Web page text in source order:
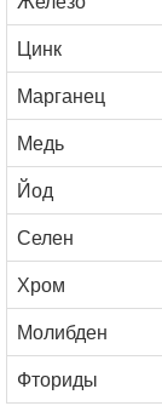
Цинк
Марганец
Медь
Йод
Селен
Хром
Молибден
Фториды